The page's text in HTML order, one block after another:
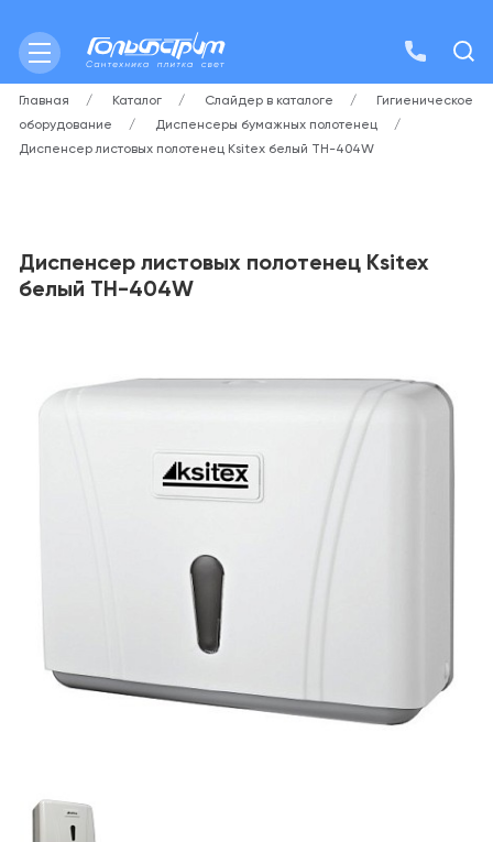
Главная Каталог Слайдер в каталоге
Гигиеническое
оборудование
Диспенсеры бумажных полотенец
Диспенсер листовых полотенец Ksitex белый TH-404W
Диспенсер листовых полотенец Ksitex
белый TH-404W